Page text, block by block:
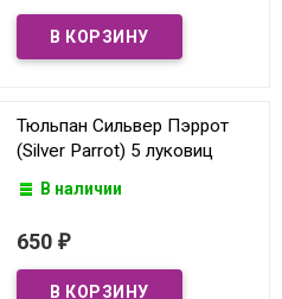
Тюльпан Сильвер Пэррот
(Silver Parrot) 5 луковиц
В наличии
650 ₽